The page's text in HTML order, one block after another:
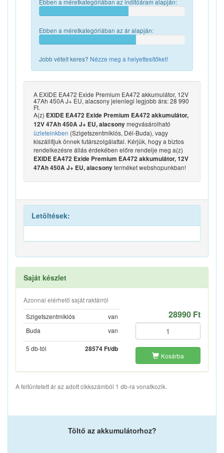
Ebben a méretkategóriában az indítóáram alapján:
Ebben a méretkategóriában az ár alapján:
Jobb vételt keres? Nézze meg a helyettesítőket!
A EXIDE EA472 Exide Premium EA472 akkumulátor, 12V
47Ah 450A J+ EU, alacsony jelenlegi legjobb ára: 28 990
Ft.
A(z) EXIDE EA472 Exide Premium EA472 akkumulátor,
12V 47Ah 450A J+ EU, alacsonymegvásárolható
üzleteinkben (Szigetszentmiklós, Dél-Buda), vagy
kiszállítjuk önnek futárszolgálattal. Kérjük, hogy a biztos
rendelkezésre állás érdekében előre rendelje meg a(z)
EXIDE EA472 Exide Premium EA472 akkumulátor, 12V
47Ah 450A J+ EU, alacsonyterméket webshopunkban!
Letöltések:
Saját készlet
Azonnal elérhető saját raktárról
Szigetszentmiklós
van
Buda
van
5 db-tól 28574 Ft/db
28990 Ft
Kosárba
A feltüntetett ár az adott cikkszámból 1 db-ra vonatkozik.
Töltő az akkumulátorhoz?